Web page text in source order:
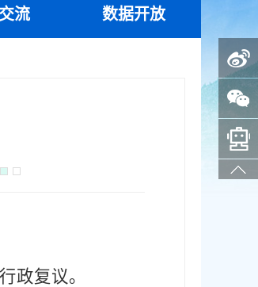
流 数据开放
政复议。